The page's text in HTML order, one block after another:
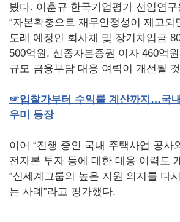
봤다. 이훈규 한국기업평가 선임연구
“자본확충으로 재무안정성이 제고되
도래 예정인 회사채 및 장기차입금
500억원, 신종자본증권 이자 460억
규모 금융부담 대응 여력이 개선될
☞입찰가부터 수익률 계산까지…국내
우미
등장
이어 “진행 중인 국내 주택사업 공사
전자본 투자 등에 대한 대응 여력도
“신세계그룹의 높은 지원 의지를 다
는 사례”라고 평가했다.